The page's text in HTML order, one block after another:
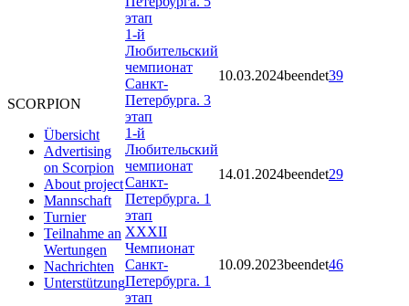
SCORPION
Übersicht
Advertising
on Scorpion
About project
Mannschaft
Turnier
Teilnahme an
Wertungen
Nachrichten
Unterstützung
этап
1-й
Любительский
чемпионат
Санкт-
Петербурга. 3
этап
10.03.2024beendet39
1-й
Любительский
чемпионат
Санкт-
Петербурга. 1
этап
14.01.2024beendet29
ХХХII
Чемпионат
Санкт-
Петербурга. 1
этап
10.09.2023beendet46